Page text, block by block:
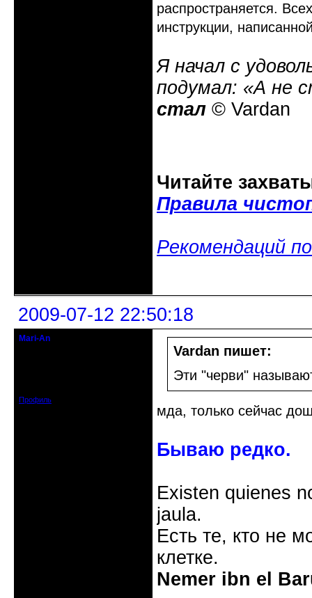
распространяется.
инструкции,
Я начал с
подумал: «А не
стал © Vardan
Читайте
Правила
Рекомендаций
2009-07-12 22:50:18
Mari-An
Профиль
Vardan пишет:
Эти "черви"
мда, только сейчас
Бываю редко.
Existen quienes
jaula.
Есть те, кто не
клетке.
Nemer ibn el